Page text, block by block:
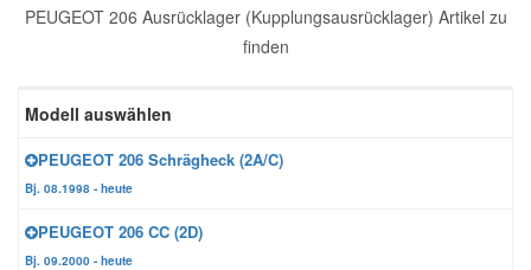
PEUGEOT 206 Ausrücklager (Kupplungsausrücklager) Artikel zu
finden
Modell auswählen
PEUGEOT 206 Schrägheck (2A/C)
Bj. 08.1998 - heute
PEUGEOT 206 CC (2D)
Bj. 09.2000 - heute
Zündanlage und Glühanlage
Reparatur-Zubehör
Karosserie Werkzeug
Schlüsselgehäuse
Werkstattbedarf
Winter-Autozubehör
Daihatsu Ersatzteile
Dodge Ersatzteile
Honda Ersatzteile